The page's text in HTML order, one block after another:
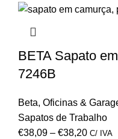
BETA Sapato
7246B
Beta, Oficinas &
Sapatos de Trabalho
€38,09 – €38,20 C/ IVA